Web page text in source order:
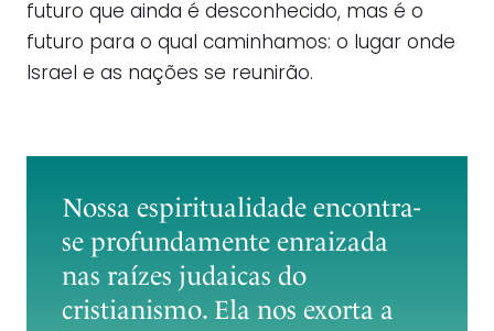
futuro que ainda é desconhecido, mas é o
futuro para o qual caminhamos: o lugar onde
Israel e as nações se reunirão.
Nossa espiritualidade encontra-
se profundamente enraizada
nas raízes judaicas do
cristianismo. Ela nos exorta a